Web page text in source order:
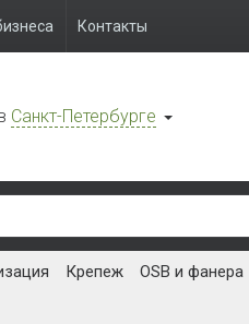
Контакты
Санкт-Петербурге
Крепеж OSB и фанера